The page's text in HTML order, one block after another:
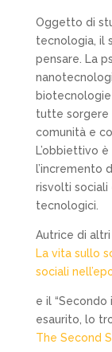
Oggetto di
tecnologia, il
pensare. La
tutte sorgere
comunità e
L’obbiettivo
l’incremento
risvolti sociali
tecnologici.
Autrice di
La vita sullo
sociali
e il
esaurito, lo
The Second